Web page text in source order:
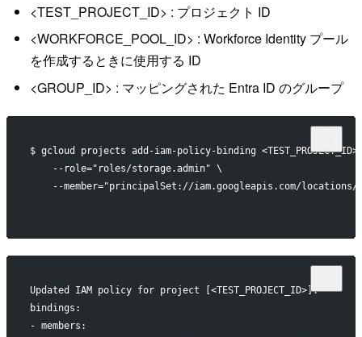
<TEST_PROJECT_ID> : プロジェクト ID
<WORKFORCE_POOL_ID> : Workforce Identity プール
を作成するときに使用する ID
<GROUP_ID> : マッピングされた Entra ID のグループ
$ gcloud projects add-iam-policy-binding
    --role="roles/storage.admin" \
--member="principalSet://iam.googleapis.com/
Updated IAM policy for project [<TEST_PROJECT_ID>].
bindings:
- members: